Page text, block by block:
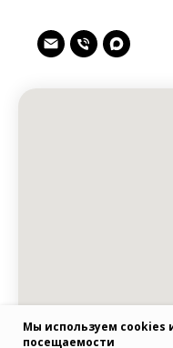
Мы используем cookies
посещаемости